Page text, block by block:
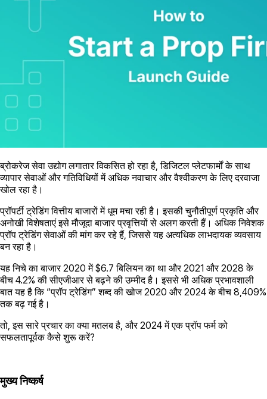
ब्रोकरेज सेवा उद्योग लगातार विकसित हो रहा है, डिजिटल प्लेटफार्मों के साथ
व्यापार सेवाओं और गतिविधियों में अधिक नवाचार और वैश्वीकरण के लिए दरवाजा
खोल रहा है।
प्रॉपर्टी ट्रेडिंग वित्तीय बाजारों में धूम मचा रही है। इसकी चुनौतीपूर्ण प्रकृति और
अनोखी विशेषताएं इसे मौजूदा बाजार प्रवृत्तियों से अलग करती हैं। अधिक निवेशक
प्रॉप ट्रेडिंग सेवाओं की मांग कर रहे हैं, जिससे यह अत्यधिक लाभदायक व्यवसाय
बन रहा है।
यह निचे का बाजार 2020 में $6.7 बिलियन का था और 2021 और 2028 के
बीच 4.2% की सीएजीआर से बढ़ने की उम्मीद है। इससे भी अधिक प्रभावशाली
बात यह है कि “प्रॉप ट्रेडिंग” शब्द की खोज 2020 और 2024 के बीच 8,409%
तक बढ़ गई है।
तो, इस सारे प्रचार का क्या मतलब है, और 2024 में एक प्रॉप फर्म को
सफलतापूर्वक कैसे शुरू करें?
मुख्य निष्कर्ष